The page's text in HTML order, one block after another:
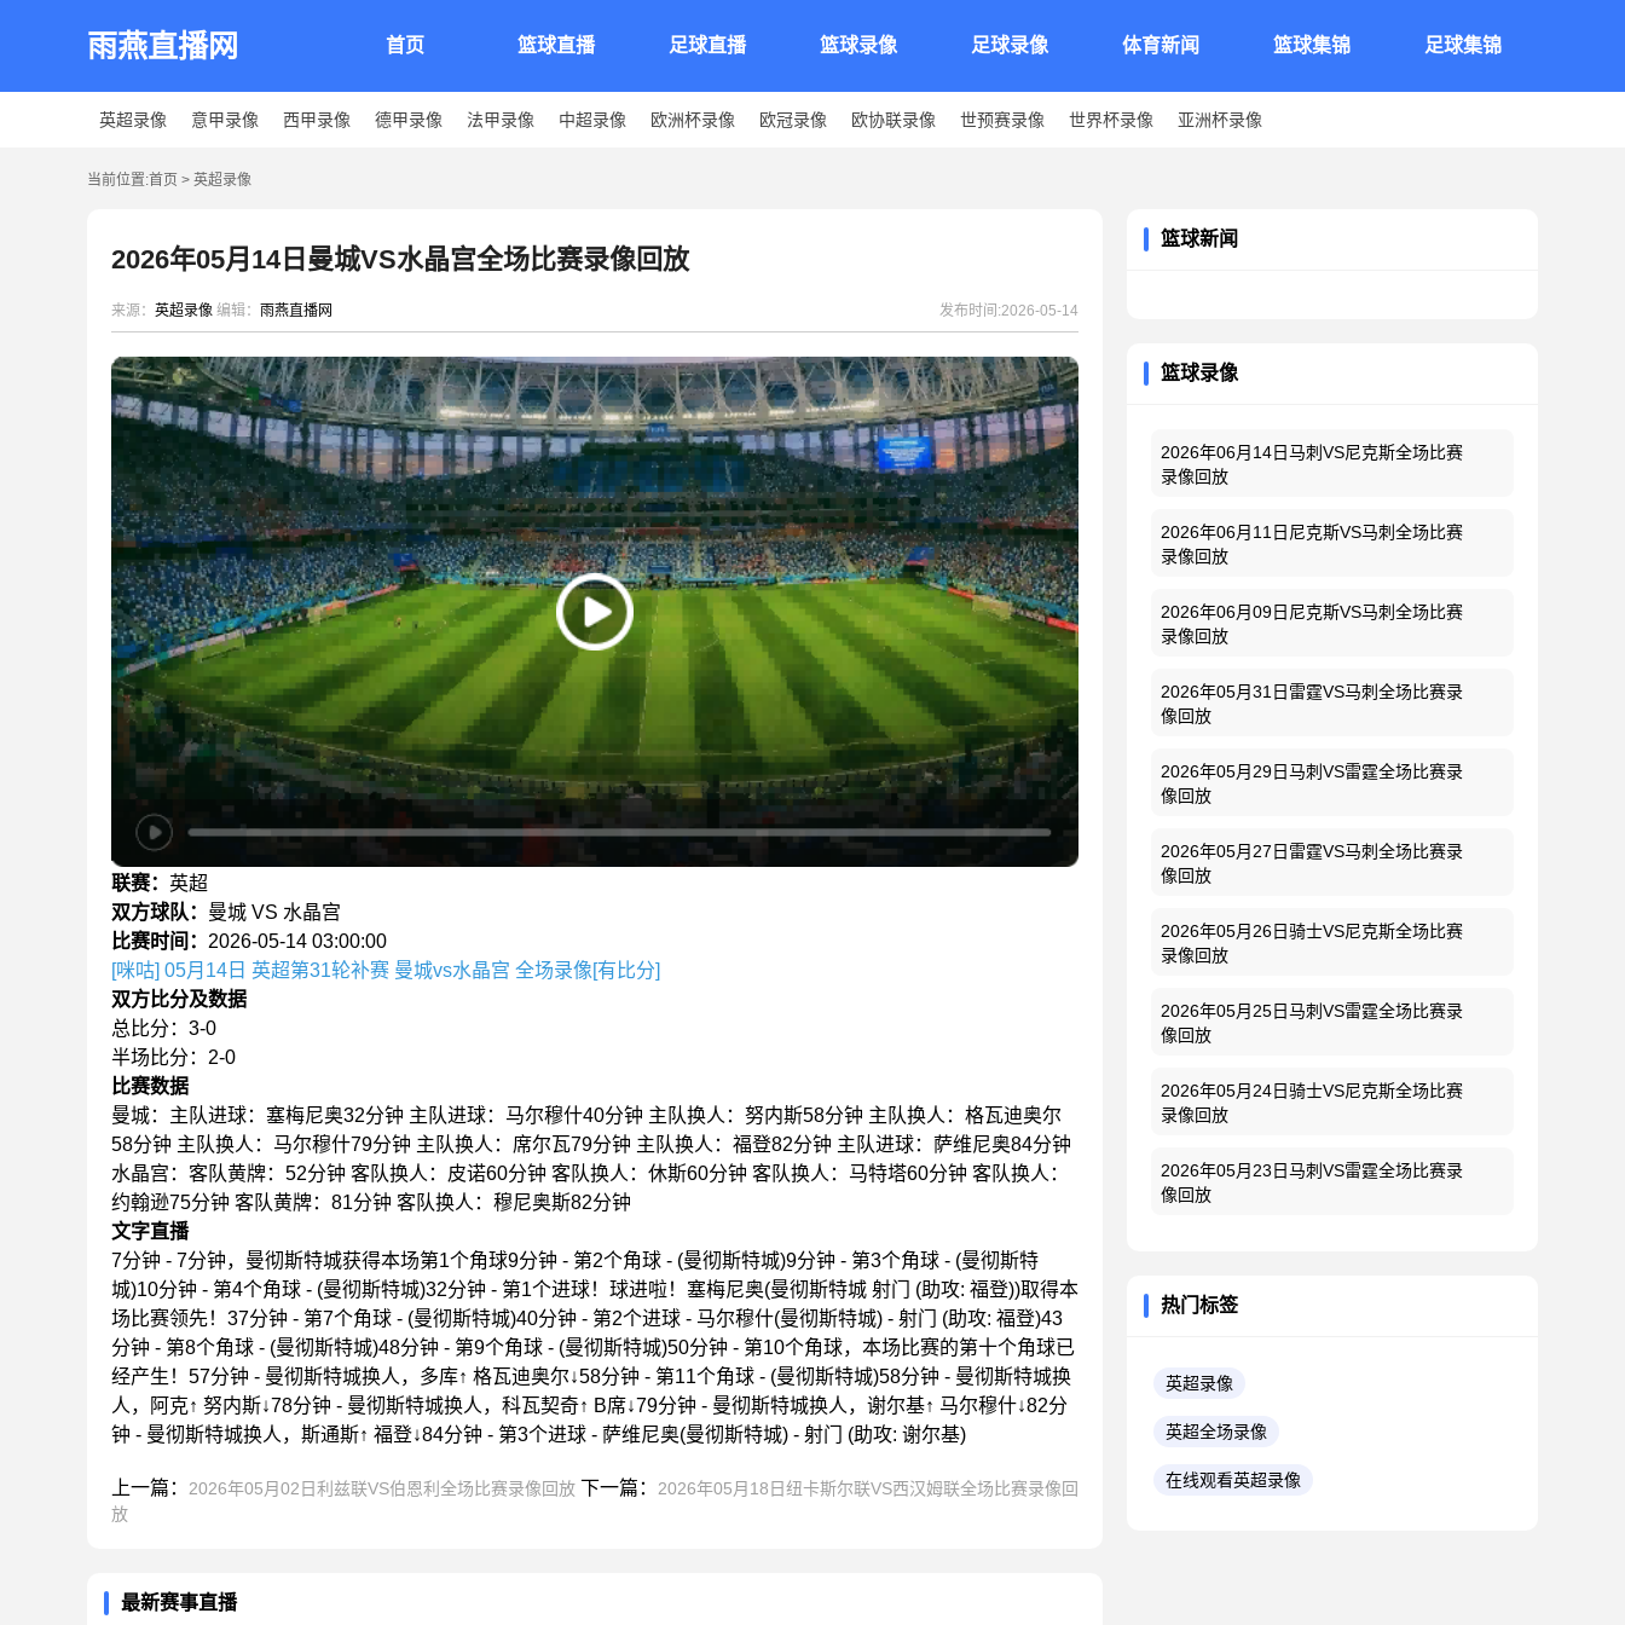
雨燕直播网 首页 篮球直播 足球直播 篮球录像 足球录像 体育新闻 篮球集锦 足球集锦
英超录像 意甲录像 西甲录像 德甲录像 法甲录像 中超录像 欧洲杯录像 欧冠录像 欧协联录像 世预赛录像 世界杯录像 亚洲杯录像
当前位置:首页 > 英超录像
2026年05月14日曼城VS水晶宫全场比赛录像回放
来源： 英超录像 编辑： 雨燕直播网 发布时间:2026-05-14
联赛： 英超
双方球队： 曼城 VS 水晶宫
比赛时间： 2026-05-14 03:00:00
[咪咕] 05月14日 英超第31轮补赛 曼城vs水晶宫 全场录像[有比分]
双方比分及数据
总比分：3-0
半场比分：2-0
比赛数据
曼城：主队进球：塞梅尼奥32分钟 主队进球：马尔穆什40分钟 主队换人：努内斯58分钟 主队换人：格瓦迪奥尔
58分钟 主队换人：马尔穆什79分钟 主队换人：席尔瓦79分钟 主队换人：福登82分钟 主队进球：萨维尼奥84分钟
水晶宫：客队黄牌：52分钟 客队换人：皮诺60分钟 客队换人：休斯60分钟 客队换人：马特塔60分钟 客队换人：
约翰逊75分钟 客队黄牌：81分钟 客队换人：穆尼奥斯82分钟
文字直播
7分钟 - 7分钟，曼彻斯特城获得本场第1个角球9分钟 - 第2个角球 - (曼彻斯特城)9分钟 - 第3个角球 - (曼彻斯特
城)10分钟 - 第4个角球 - (曼彻斯特城)32分钟 - 第1个进球！球进啦！塞梅尼奥(曼彻斯特城 射门 (助攻: 福登))取得本
场比赛领先！37分钟 - 第7个角球 - (曼彻斯特城)40分钟 - 第2个进球 - 马尔穆什(曼彻斯特城) - 射门 (助攻: 福登)43
分钟 - 第8个角球 - (曼彻斯特城)48分钟 - 第9个角球 - (曼彻斯特城)50分钟 - 第10个角球，本场比赛的第十个角球已
经产生！57分钟 - 曼彻斯特城换人，多库↑ 格瓦迪奥尔↓58分钟 - 第11个角球 - (曼彻斯特城)58分钟 - 曼彻斯特城换
人，阿克↑ 努内斯↓78分钟 - 曼彻斯特城换人，科瓦契奇↑ B席↓79分钟 - 曼彻斯特城换人，谢尔基↑ 马尔穆什↓82分
钟 - 曼彻斯特城换人，斯通斯↑ 福登↓84分钟 - 第3个进球 - 萨维尼奥(曼彻斯特城) - 射门 (助攻: 谢尔基)
上一篇： 2026年05月02日利兹联VS伯恩利全场比赛录像回放 下一篇： 2026年05月18日纽卡斯尔联VS西汉姆联全场比赛录像回
放
最新赛事直播
篮球新闻
篮球录像
2026年06月14日马刺VS尼克斯全场比赛
录像回放
2026年06月11日尼克斯VS马刺全场比赛
录像回放
2026年06月09日尼克斯VS马刺全场比赛
录像回放
2026年05月31日雷霆VS马刺全场比赛录
像回放
2026年05月29日马刺VS雷霆全场比赛录
像回放
2026年05月27日雷霆VS马刺全场比赛录
像回放
2026年05月26日骑士VS尼克斯全场比赛
录像回放
2026年05月25日马刺VS雷霆全场比赛录
像回放
2026年05月24日骑士VS尼克斯全场比赛
录像回放
2026年05月23日马刺VS雷霆全场比赛录
像回放
热门标签
英超录像
英超全场录像
在线观看英超录像